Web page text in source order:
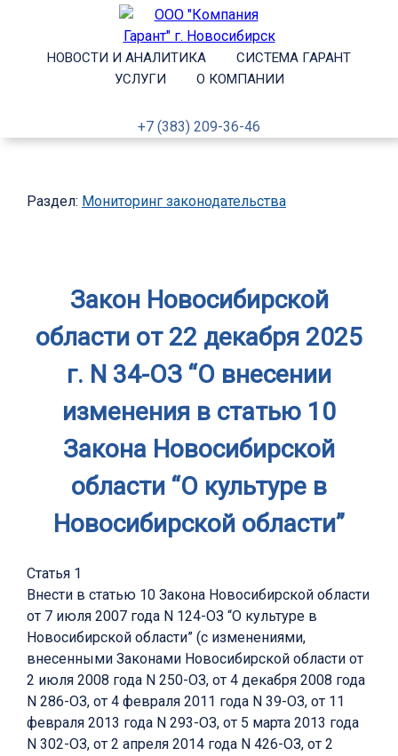
НОВОСТИ И АНАЛИТИКА
СИСТЕМА ГАРАНТ
УСЛУГИ
О КОМПАНИИ
+7 (383) 209-36-46
Раздел: Мониторинг законодательства
Закон Новосибирской
области от 22 декабря 2025
г. N 34-ОЗ “О внесении
изменения в статью 10
Закона Новосибирской
области “О культуре в
Новосибирской области”
Статья 1
Внести в статью 10 Закона Новосибирской области
от 7 июля 2007 года N 124-ОЗ “О культуре в
Новосибирской области” (с изменениями,
внесенными Законами Новосибирской области от
2 июля 2008 года N 250-ОЗ, от 4 декабря 2008 года
N 286-ОЗ, от 4 февраля 2011 года N 39-ОЗ, от 11
февраля 2013 года N 293-ОЗ, от 5 марта 2013 года
N 302-ОЗ, от 2 апреля 2014 года N 426-ОЗ, от 2